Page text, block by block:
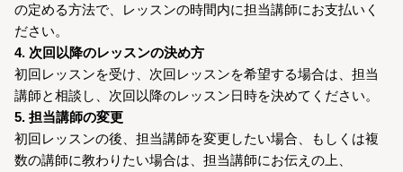
の定める方法で、レッスンの時間内に担当講師にお支払いく
ださい。
4. 次回以降のレッスンの決め方
初回レッスンを受け、次回レッスンを希望する場合は、担当
講師と相談し、次回以降のレッスン日時を決めてください。
5. 担当講師の変更
初回レッスンの後、担当講師を変更したい場合、もしくは複
数の講師に教わりたい場合は、担当講師にお伝えの上、